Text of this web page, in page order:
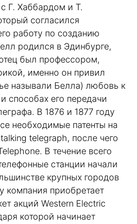
Г. Хаббардом и Т.
согласился
работу по созданию
родился в Эдинбурге,
был профессором,
именно он привил
называли Белла) любовь к
способах его передачи
В 1876 и 1877 году
необходимые патенты на
telegraph, после чего
В течение всего
станции начали
крупных городов
компания приобретает
акций Western Electric
которой начинает